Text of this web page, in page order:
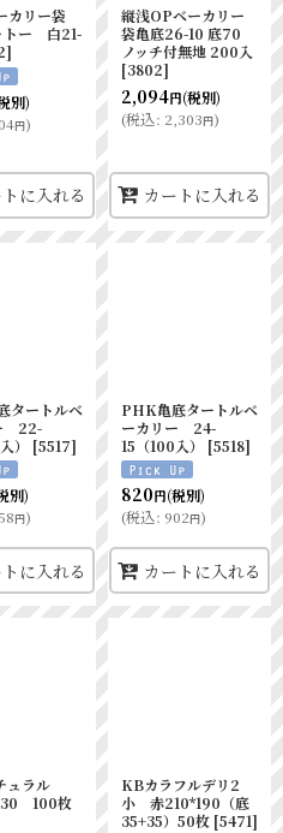
カリー袋
トー 白21-
]
別)
円)
に入れる
縦浅OPベーカリー
袋亀底26-10 底70
ノッチ付無地 200入
[3802]
2,094円(税別)
(税込: 2,303円)
カートに入れる
タートルベ
22-
）
[5517]
別)
円)
に入れる
PHK亀底タートルベ
ーカリー 24-
15（100入）
[5518]
820円(税別)
(税込: 902円)
カートに入れる
ラル
100枚
KBカラフルデリ2
小 赤210*190（底
35+35）50枚 [5471]